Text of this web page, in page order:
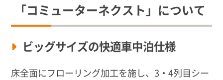
「コミューターネクスト」について
ビッグサイズの快適車中泊仕様
床全面にフローリング加工を施し、3・4列目シー